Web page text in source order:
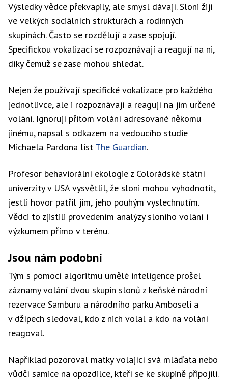
Výsledky vědce překvapily, ale smysl dávají. Sloni žijí
ve velkých sociálních strukturách a rodinných
skupinách. Často se rozdělují a zase spojují.
Specifickou vokalizací se rozpoznávají a reagují na ni,
díky čemuž se zase mohou shledat.
Nejen že používají specifické vokalizace pro každého
jednotlivce, ale i rozpoznávají a reagují na jim určené
volání. Ignorují přitom volání adresované někomu
jinému, napsal s odkazem na vedoucího studie
Michaela Pardona list The Guardian.
Profesor behaviorální ekologie z Colorádské státní
univerzity v USA vysvětlil, že sloni mohou vyhodnotit,
jestli hovor patřil jim, jeho pouhým vyslechnutím.
Vědci to zjistili provedením analýzy sloního volání i
výzkumem přímo v terénu.
Jsou nám podobní
Tým s pomocí algoritmu umělé inteligence prošel
záznamy volání dvou skupin slonů z keňské národní
rezervace Samburu a národního parku Amboseli a
v džípech sledoval, kdo z nich volal a kdo na volání
reagoval.
Například pozoroval matky volající svá mláďata nebo
vůdčí samice na opozdilce, kteří se ke skupině připojili.